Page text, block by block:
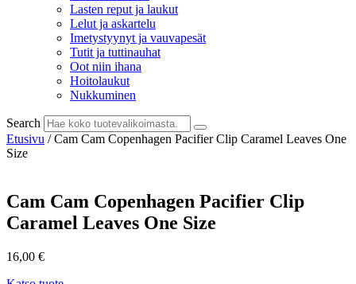
Lasten reput ja laukut
Lelut ja askartelu
Imetystyynyt ja vauvapesät
Tutit ja tuttinauhat
Oot niin ihana
Hoitolaukut
Nukkuminen
Search
Etusivu / Cam Cam Copenhagen Pacifier Clip Caramel Leaves One
Size
Cam Cam Copenhagen Pacifier Clip
Caramel Leaves One Size
16,00 €